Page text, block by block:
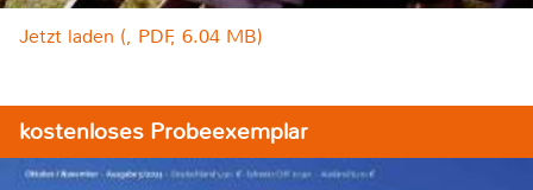
Jetzt laden (, PDF, 6.04 MB)
kostenloses Probeexemplar